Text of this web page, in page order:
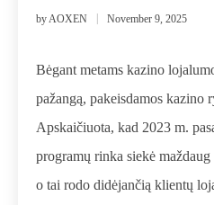
byAOXEN November 9, 2025
Bėgant metams kazino
pažangą, pakeisdamos kazino
Apskaičiuota, kad 2023 m.
programų rinka siekė
o tai rodo didėjančią klientų